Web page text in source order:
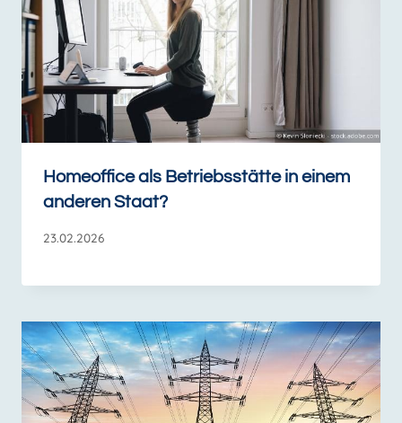
Homeoffice als Betriebsstätte in einem
anderen Staat?
23.02.2026